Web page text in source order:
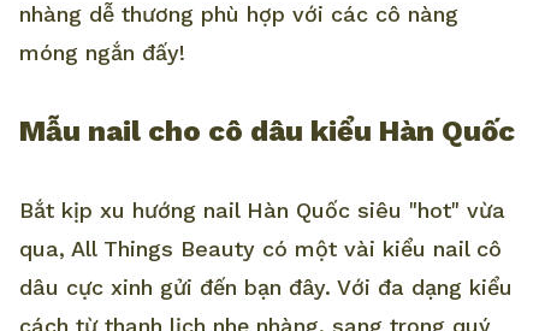
nhàng dễ thương phù hợp với các cô nàng
móng ngắn đấy!
Mẫu nail cho cô dâu kiểu Hàn Quốc
Bắt kịp xu hướng nail Hàn Quốc siêu "hot" vừa
qua, All Things Beauty có một vài kiểu nail cô
dâu cực xinh gửi đến bạn đây. Với đa dạng kiểu